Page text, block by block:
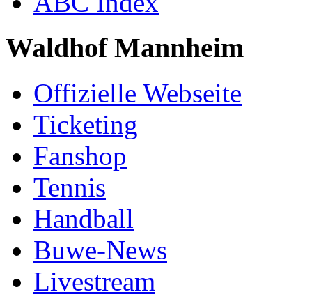
Waldhof Mannheim
Offizielle Webseite
Ticketing
Fanshop
Tennis
Handball
Buwe-News
Livestream